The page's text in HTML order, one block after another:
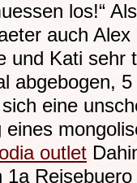
los!“
auch
und Kati sehr
abgebogen,
eine
outlet